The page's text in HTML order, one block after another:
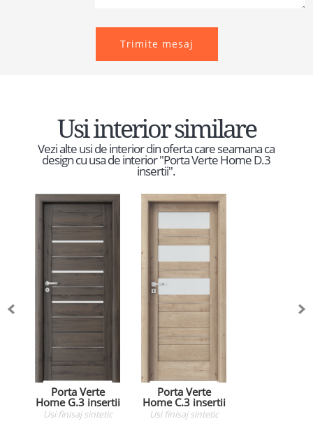
Trimite mesaj
Usi interior similare
Vezi alte usi de interior din oferta care seamana ca
design cu usa de interior "Porta Verte Home D.3
insertii".
Porta Verte
Home G.3 insertii
Usifinisaj sintetic
Porta Verte
Home C.3 insertii
Usifinisaj sintetic